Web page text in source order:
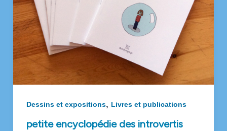
Dessins et expositions, Livres et publications
petite encyclopédie des introvertis